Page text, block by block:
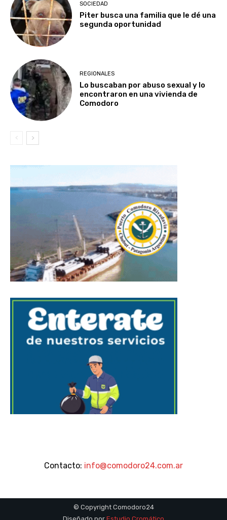
SOCIEDAD
Piter busca una familia que le dé una
segunda oportunidad
REGIONALES
Lo buscaban por abuso sexual y lo
encontraron en una vivienda de
Comodoro
Contacto: info@comodoro24.com.ar
© Copyright Comodoro24